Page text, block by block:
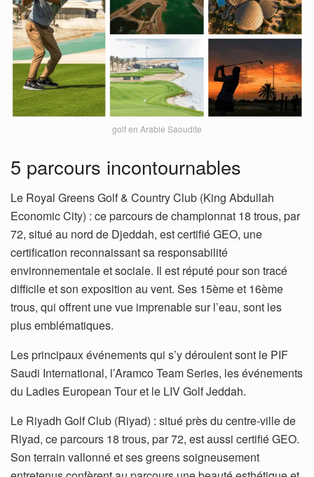
golf en Arabie Saoudite
5 parcours incontournables
Le Royal Greens Golf & Country Club (King Abdullah
Economic City) : ce parcours de championnat 18 trous, par
72, situé au nord de Djeddah, est certifié GEO, une
certification reconnaissant sa responsabilité
environnementale et sociale. Il est réputé pour son tracé
difficile et son exposition au vent. Ses 15ème et 16ème
trous, qui offrent une vue imprenable sur l’eau, sont les
plus emblématiques.
Les principaux événements qui s’y déroulent sont le PIF
Saudi International, l’Aramco Team Series, les événements
du Ladies European Tour et le LIV Golf Jeddah.
Le Riyadh Golf Club (Riyad) : situé près du centre-ville de
Riyad, ce parcours 18 trous, par 72, est aussi certifié GEO.
Son terrain vallonné et ses greens soigneusement